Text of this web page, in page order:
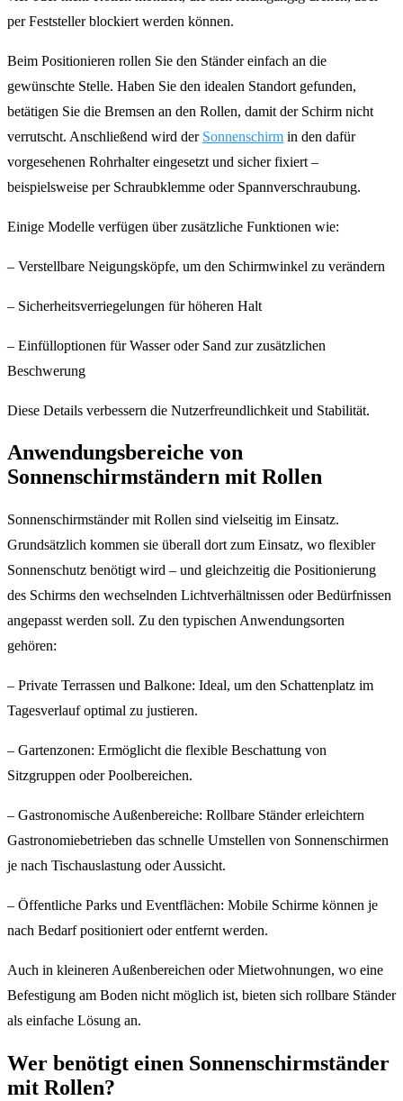
per Feststeller blockiert werden können.
Beim Positionieren rollen Sie den Ständer einfach an die
gewünschte Stelle. Haben Sie den idealen Standort gefunden,
betätigen Sie die Bremsen an den Rollen, damit der Schirm nicht
verrutscht. Anschließend wird der Sonnenschirm in den dafür
vorgesehenen Rohrhalter eingesetzt und sicher fixiert –
beispielsweise per Schraubklemme oder Spannverschraubung.
Einige Modelle verfügen über zusätzliche Funktionen wie:
– Verstellbare Neigungsköpfe, um den Schirmwinkel zu verändern
– Sicherheitsverriegelungen für höheren Halt
– Einfülloptionen für Wasser oder Sand zur zusätzlichen
Beschwerung
Diese Details verbessern die Nutzerfreundlichkeit und Stabilität.
Anwendungsbereiche von
Sonnenschirmständern mit Rollen
Sonnenschirmständer mit Rollen sind vielseitig im Einsatz.
Grundsätzlich kommen sie überall dort zum Einsatz, wo flexibler
Sonnenschutz benötigt wird – und gleichzeitig die Positionierung
des Schirms den wechselnden Lichtverhältnissen oder Bedürfnissen
angepasst werden soll. Zu den typischen Anwendungsorten
gehören:
– Private Terrassen und Balkone: Ideal, um den Schattenplatz im
Tagesverlauf optimal zu justieren.
– Gartenzonen: Ermöglicht die flexible Beschattung von
Sitzgruppen oder Poolbereichen.
– Gastronomische Außenbereiche: Rollbare Ständer erleichtern
Gastronomiebetrieben das schnelle Umstellen von Sonnenschirmen
je nach Tischauslastung oder Aussicht.
– Öffentliche Parks und Eventflächen: Mobile Schirme können je
nach Bedarf positioniert oder entfernt werden.
Auch in kleineren Außenbereichen oder Mietwohnungen, wo eine
Befestigung am Boden nicht möglich ist, bieten sich rollbare Ständer
als einfache Lösung an.
Wer benötigt einen Sonnenschirmständer
mit Rollen?